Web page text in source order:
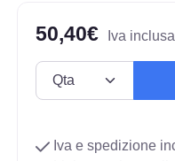
50,40€ Iva
Iva e spedizione